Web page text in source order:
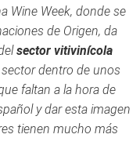
Wine Week, donde se
de Origen, da
sector vitivinícola
dentro de unos
faltan a la hora de
y dar esta imagen
tienen mucho más